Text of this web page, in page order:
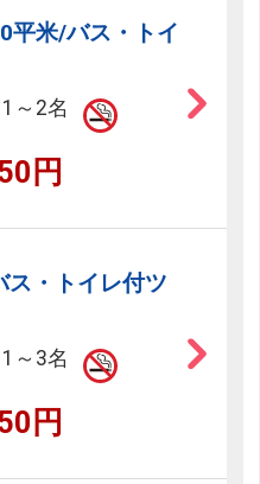
平米/バス・トイ
1～2名
円
ス・トイレ付ツ
1～3名
円